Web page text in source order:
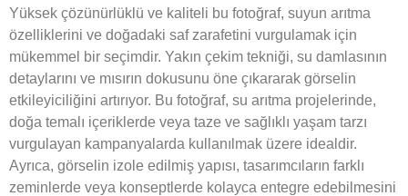
Yüksek çözünürlüklü ve kaliteli bu fotoğraf, suyun arıtma
özelliklerini ve doğadaki saf zarafetini vurgulamak için
mükemmel bir seçimdir. Yakın çekim tekniği, su damlasının
detaylarını ve mısırın dokusunu öne çıkararak görselin
etkileyiciliğini artırıyor. Bu fotoğraf, su arıtma projelerinde,
doğa temalı içeriklerde veya taze ve sağlıklı yaşam tarzı
vurgulayan kampanyalarda kullanılmak üzere idealdir.
Ayrıca, görselin izole edilmiş yapısı, tasarımcıların farklı
zeminlerde veya konseptlerde kolayca entegre edebilmesini